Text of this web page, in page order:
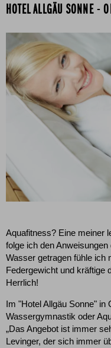
HOTEL ALLGÄU SONNE -
Aquafitness? Eine meiner
folge ich den
Wasser getragen fühle ich
Federgewicht und kräftige
Herrlich!
Im "Hotel Allgäu Sonne"
Wassergymnastik oder
„Das Angebot ist immer
Levinger, der sich immer